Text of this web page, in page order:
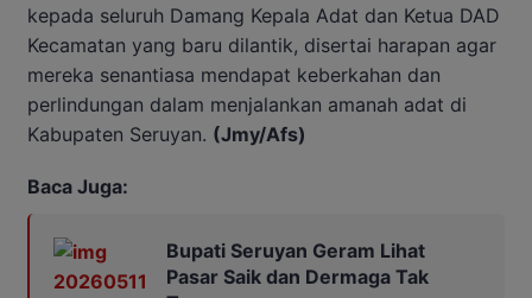
kepada seluruh Damang Kepala Adat dan Ketua DAD
Kecamatan yang baru dilantik, disertai harapan agar
mereka senantiasa mendapat keberkahan dan
perlindungan dalam menjalankan amanah adat di
Kabupaten Seruyan. (Jmy/Afs)
Baca Juga:
Bupati Seruyan Geram Lihat
Pasar Saik dan Dermaga Tak